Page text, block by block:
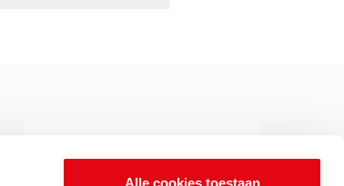
Alle cookies toestaan